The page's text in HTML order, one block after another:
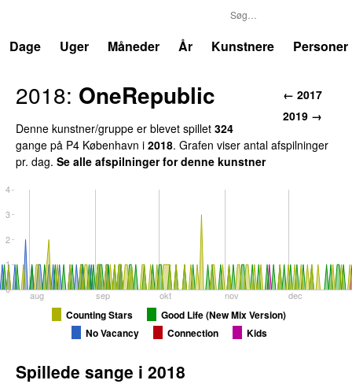
Dage
Uger Måneder År Kunstnere Personer
← 2017
2019 →
2018: OneRepublic
Denne kunstner/gruppe er blevet spillet 324
gange på P4 København i 2018. Grafen viser antal afspilninger
pr. dag. Se alle afspilninger for denne kunstner
aug sep okt nov dec
0
1
2
3
4
Counting Stars
Good Life (New Mix Version)
No Vacancy
Connection Kids
Spillede sange i 2018